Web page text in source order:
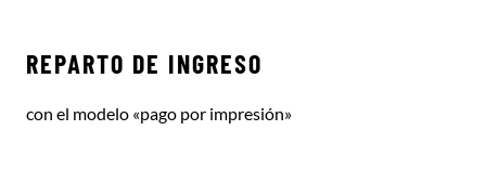
REPARTO DE INGRESO
con el modelo «pago por impresión»